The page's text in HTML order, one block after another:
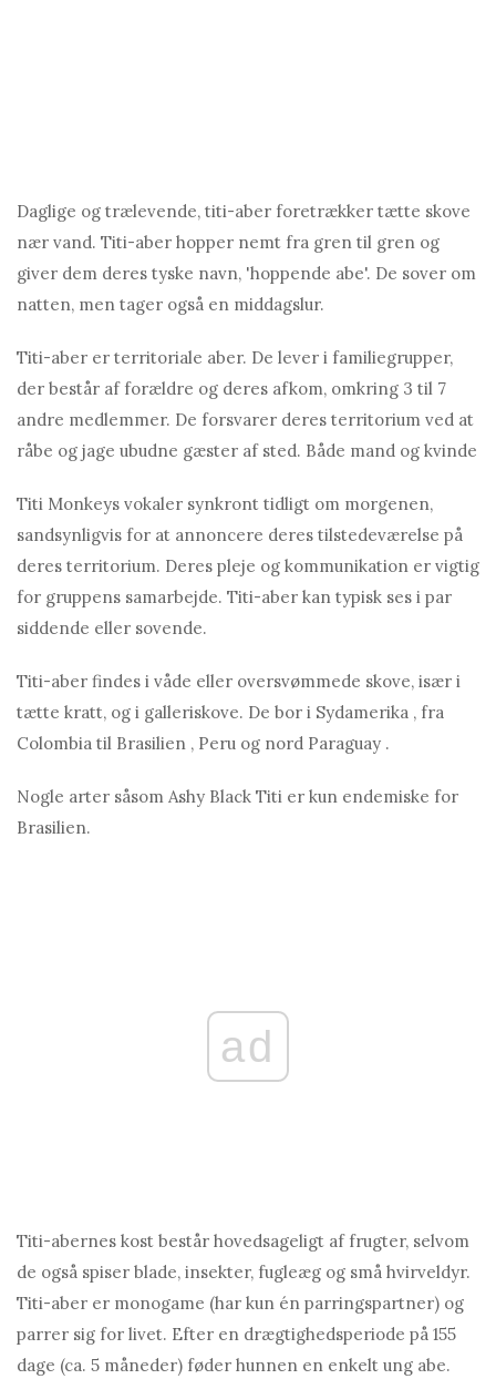
Daglige og trælevende, titi-aber foretrækker tætte skove
nær vand. Titi-aber hopper nemt fra gren til gren og
giver dem deres tyske navn, 'hoppende abe'. De sover om
natten, men tager også en middagslur.
Titi-aber er territoriale aber. De lever i familiegrupper,
der består af forældre og deres afkom, omkring 3 til 7
andre medlemmer. De forsvarer deres territorium ved at
råbe og jage ubudne gæster af sted. Både mand og kvinde
Titi Monkeys vokaler synkront tidligt om morgenen,
sandsynligvis for at annoncere deres tilstedeværelse på
deres territorium. Deres pleje og kommunikation er vigtig
for gruppens samarbejde. Titi-aber kan typisk ses i par
siddende eller sovende.
Titi-aber findes i våde eller oversvømmede skove, især i
tætte kratt, og i galleriskove. De bor i Sydamerika , fra
Colombia til Brasilien , Peru og nord Paraguay .
Nogle arter såsom Ashy Black Titi er kun endemiske for
Brasilien.
ad
Titi-abernes kost består hovedsageligt af frugter, selvom
de også spiser blade, insekter, fugleæg og små hvirveldyr.
Titi-aber er monogame (har kun én parringspartner) og
parrer sig for livet. Efter en drægtighedsperiode på 155
dage (ca. 5 måneder) føder hunnen en enkelt ung abe.